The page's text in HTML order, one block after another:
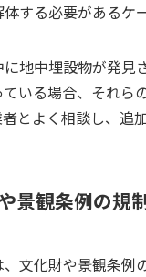
する必要があるケ
地中埋設物が発見
いる場合、それら
とよく相談し、追
景観条例の規
文化財や景観条例